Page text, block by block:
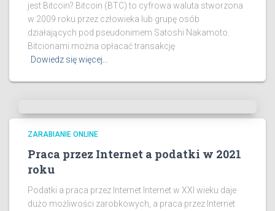
jest Bitcoin? Bitcoin (BTC) to cyfrowa waluta stworzona
w 2009 roku przez człowieka lub grupę osób
działających pod pseudonimem Satoshi Nakamoto.
Bitcionami można opłacać transakcję
Dowiedz się więcej…
ZARABIANIE ONLINE
Praca przez Internet a podatki w 2021
roku
Podatki a praca przez Internet Internet w XXI wieku daje
dużo możliwości zarobkowych, a praca przez Internet